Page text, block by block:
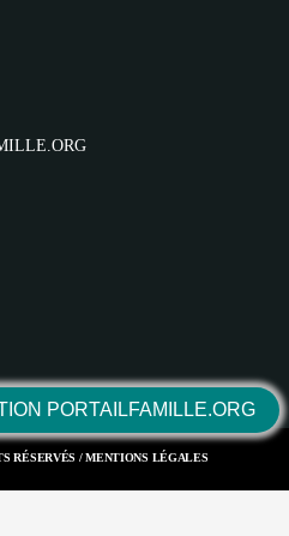
PORTAILFAMILLE.ORG
RÉSERVÉS /MENTIONS LÉGALES